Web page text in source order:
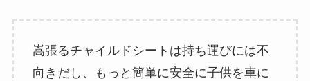
嵩張るチャイルドシートは持ち運びには不
向きだし、もっと簡単に安全に子供を車に